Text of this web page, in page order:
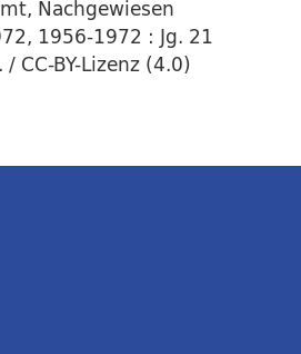
Nachgewiesen
1956-1972 : Jg. 21
CC-BY-Lizenz (4.0)